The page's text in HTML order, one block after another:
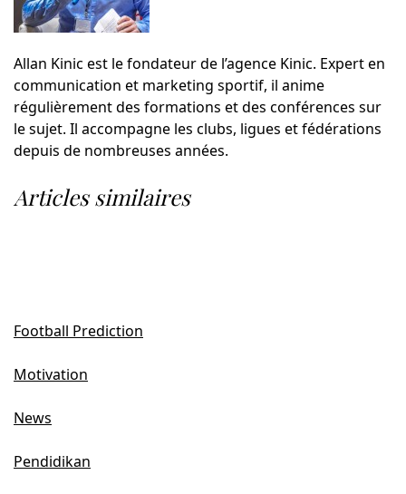
Allan Kinic est le fondateur de l’agence Kinic. Expert en
communication et marketing sportif, il anime
régulièrement des formations et des conférences sur
le sujet. Il accompagne les clubs, ligues et fédérations
depuis de nombreuses années.
Articles similaires
Football Prediction
Motivation
News
Pendidikan